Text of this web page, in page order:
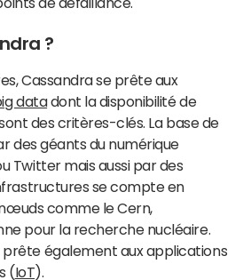
?
Cassandra se prête aux
datadont la disponibilité de
des critères-clés. La base de
des géants du numérique
Twitter mais aussi par des
se compte en
comme le Cern,
pour la recherche nucléaire.
prête également aux applications
(IoT).